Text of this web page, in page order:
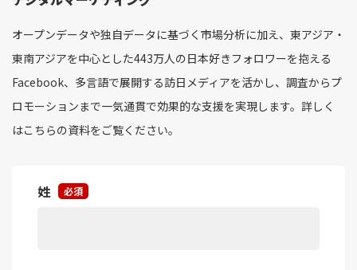
オープンデータや独自データに基づく市場分析に加え、東アジア・
東南アジアを中心とした443万人の日本好きフォロワーを抱える
Facebook、多言語で展開する訪日メディアを活かし、調査からプ
ロモーションまで一気通貫で効果的な支援を実現します。詳しく
はこちらの資料をご覧ください。